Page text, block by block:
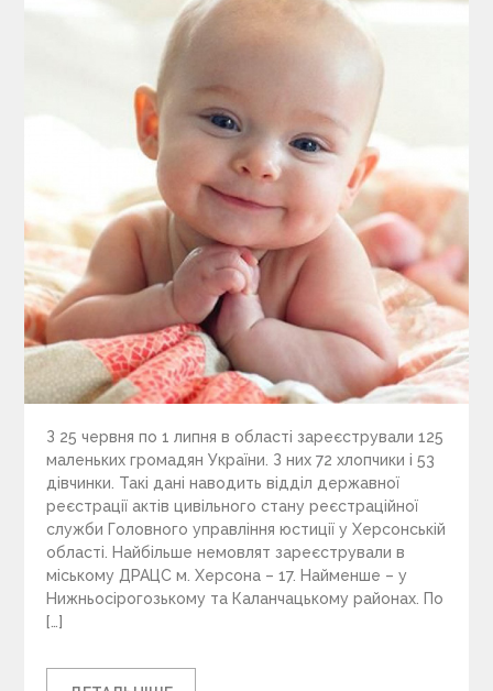
З 25 червня по 1 липня в області зареєстрували 125
маленьких громадян України. З них 72 хлопчики і 53
дівчинки. Такі дані наводить відділ державної
реєстрації актів цивільного стану реєстраційної
служби Головного управління юстиції у Херсонській
області. Найбільше немовлят зареєстрували в
міському ДРАЦС м. Херсона – 17. Найменше – у
Нижньосірогозькому та Каланчацькому районах. По
[…]